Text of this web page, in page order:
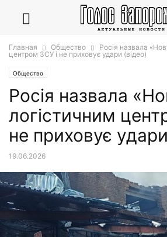
Главная Общество
Росія назвала
центром ЗСУ і не приховує удари (відео)
Общество
Росія назвала
логістичним
не приховує
19.06.2026